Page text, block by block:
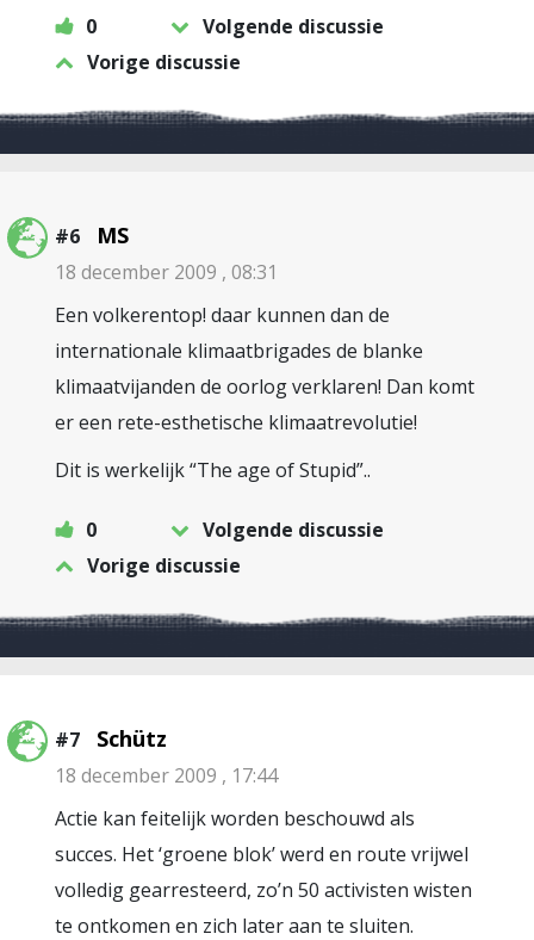
0
Volgende discussie
Vorige discussie
#6 MS
18 december 2009 , 08:31
Een volkerentop! daar kunnen dan de
internationale klimaatbrigades de blanke
klimaatvijanden de oorlog verklaren! Dan komt
er een rete-esthetische klimaatrevolutie!
Dit is werkelijk “The age of Stupid”..
0
Volgende discussie
Vorige discussie
#7 Schütz
18 december 2009 , 17:44
Actie kan feitelijk worden beschouwd als
succes. Het ‘groene blok’ werd en route vrijwel
volledig gearresteerd, zo’n 50 activisten wisten
te ontkomen en zich later aan te sluiten.